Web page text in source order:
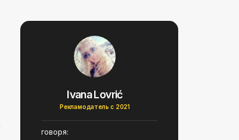
Ivana Lovrić
Рекламодатель с 2021
говоря: